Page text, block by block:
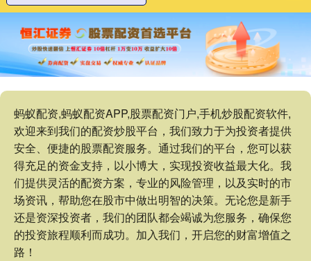
蚂蚁配资,蚂蚁配资APP,股票配资门户,手机炒股配资软件,
欢迎来到我们的配资炒股平台，我们致力于为投资者提供
安全、便捷的股票配资服务。通过我们的平台，您可以获
得充足的资金支持，以小博大，实现投资收益最大化。我
们提供灵活的配资方案，专业的风险管理，以及实时的市
场资讯，帮助您在股市中做出明智的决策。无论您是新手
还是资深投资者，我们的团队都会竭诚为您服务，确保您
的投资旅程顺利而成功。加入我们，开启您的财富增值之
路！